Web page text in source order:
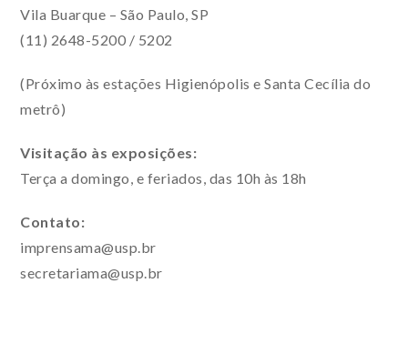
Vila Buarque – São Paulo, SP
(11) 2648-5200 / 5202
(Próximo às estações Higienópolis e Santa Cecília do
metrô)
Visitação às exposições:
Terça a domingo, e feriados, das 10h às 18h
Contato:
imprensama@usp.br
secretariama@usp.br